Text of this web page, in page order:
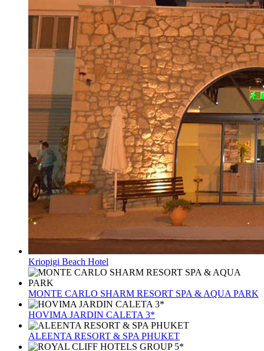
Kriopigi Beach Hotel
MONTE CARLO SHARM RESORT SPA & AQUA PARK
HOVIMA JARDIN CALETA 3*
ALEENTA RESORT & SPA PHUKET